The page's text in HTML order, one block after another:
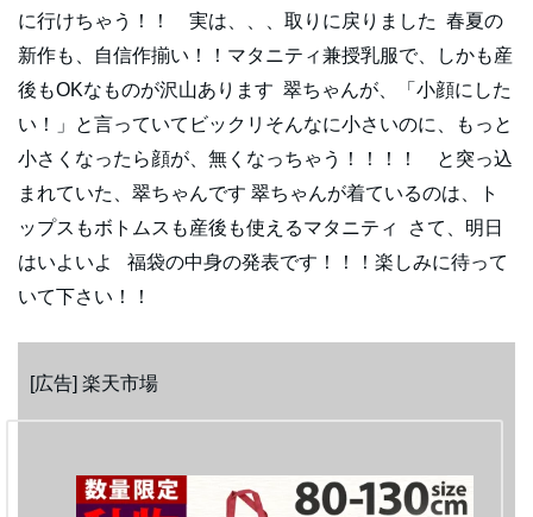
に行けちゃう！！ 実は、、、取りに戻りました 春夏の
新作も、自信作揃い！！マタニティ兼授乳服で、しかも産
後もOKなものが沢山あります 翠ちゃんが、「小顔にした
い！」と言っていてビックリそんなに小さいのに、もっと
小さくなったら顔が、無くなっちゃう！！！！ と突っ込
まれていた、翠ちゃんです 翠ちゃんが着ているのは、ト
ップスもボトムスも産後も使えるマタニティ さて、明日
はいよいよ 福袋の中身の発表です！！！楽しみに待って
いて下さい！！
[広告] 楽天市場